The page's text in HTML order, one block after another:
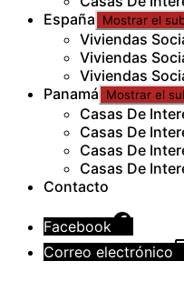
España
Mostrar el
Viviendas
Viviendas
Viviendas
Panamá
Mostrar el
Casas De
Casas De
Casas De
Casas De
Contacto
Facebook
Correo electrónico